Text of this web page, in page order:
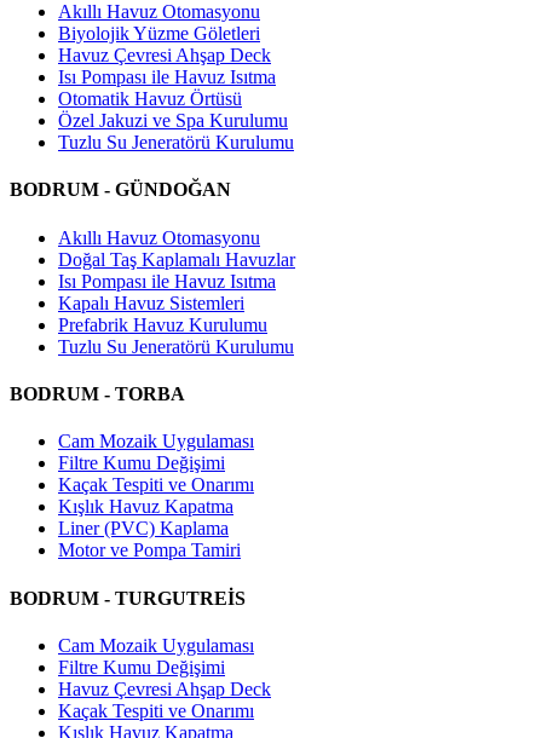
Akıllı Havuz Otomasyonu
Biyolojik Yüzme Göletleri
Havuz Çevresi Ahşap Deck
Isı Pompası ile Havuz Isıtma
Otomatik Havuz Örtüsü
Özel Jakuzi ve Spa Kurulumu
Tuzlu Su Jeneratörü Kurulumu
BODRUM - GÜNDOĞAN
Akıllı Havuz Otomasyonu
Doğal Taş Kaplamalı Havuzlar
Isı Pompası ile Havuz Isıtma
Kapalı Havuz Sistemleri
Prefabrik Havuz Kurulumu
Tuzlu Su Jeneratörü Kurulumu
BODRUM - TORBA
Cam Mozaik Uygulaması
Filtre Kumu Değişimi
Kaçak Tespiti ve Onarımı
Kışlık Havuz Kapatma
Liner (PVC) Kaplama
Motor ve Pompa Tamiri
BODRUM - TURGUTREİS
Cam Mozaik Uygulaması
Filtre Kumu Değişimi
Havuz Çevresi Ahşap Deck
Kaçak Tespiti ve Onarımı
Kışlık Havuz Kapatma